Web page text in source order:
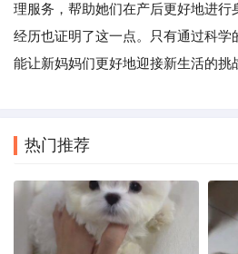
理服务，帮助她们在产后更好地进行
经历也证明了这一点。只有通过科学
能让新妈妈们更好地迎接新生活的挑
热门推荐